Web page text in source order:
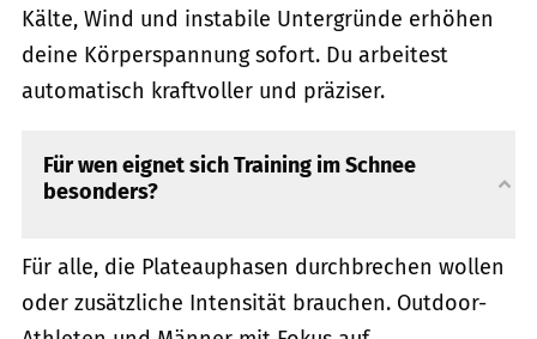
Kälte, Wind und instabile Untergründe erhöhen
deine Körperspannung sofort. Du arbeitest
automatisch kraftvoller und präziser.
Für wen eignet sich Training im Schnee
besonders?
Für alle, die Plateauphasen durchbrechen wollen
oder zusätzliche Intensität brauchen. Outdoor-